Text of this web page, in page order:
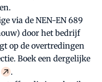
via de NEN-EN 689
door het bedrijf
op de overtredingen
Boek een dergelijke
.